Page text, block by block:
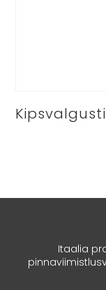
Kipsvalgusti
Itaalia